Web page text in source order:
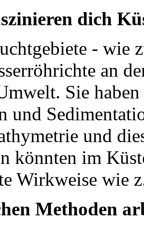
dich
- wie
an
Sie
und
und
könnten im
Wirkweise wie
Methoden